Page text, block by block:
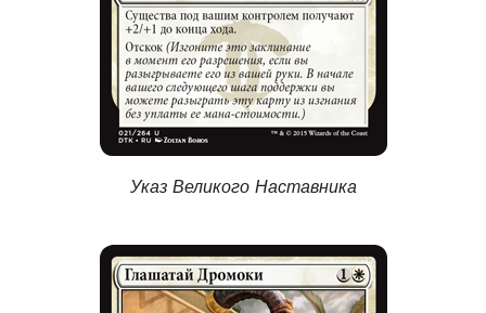
Указ Великого Наставника